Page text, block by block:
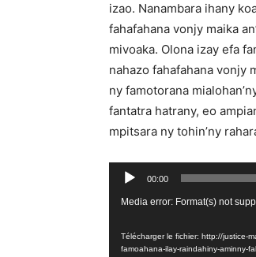
izao. Nanambara ihany
fahafahana vonjy maika
mivoaka. Olona izay efa
nahazo fahafahana vonjy
ny famotorana
fantatra hatrany, eo
mpitsara ny tohin’ny
Lecteur 00:00
Lecteur
Media error: Format(s) not
Télécharger le fichier: http://justice-
famoahana-ilay-raindahiny-aminny-